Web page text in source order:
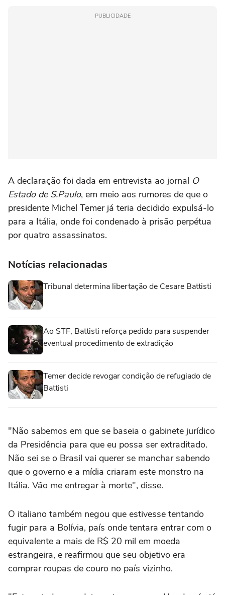
PUBLICIDADE
A declaração foi dada em entrevista ao jornal O
Estado de S.Paulo, em meio aos rumores de que o
presidente Michel Temer já teria decidido expulsá-lo
para a Itália, onde foi condenado à prisão perpétua
por quatro assassinatos.
Notícias relacionadas
Tribunal determina libertação de Cesare Battisti
Ao STF, Battisti reforça pedido para suspender
eventual procedimento de extradição
Temer decide revogar condição de refugiado de
Battisti
"Não sabemos em que se baseia o gabinete jurídico
da Presidência para que eu possa ser extraditado.
Não sei se o Brasil vai querer se manchar sabendo
que o governo e a mídia criaram este monstro na
Itália. Vão me entregar à morte", disse.
O italiano também negou que estivesse tentando
fugir para a Bolívia, país onde tentara entrar com o
equivalente a mais de R$ 20 mil em moeda
estrangeira, e reafirmou que seu objetivo era
comprar roupas de couro no país vizinho.